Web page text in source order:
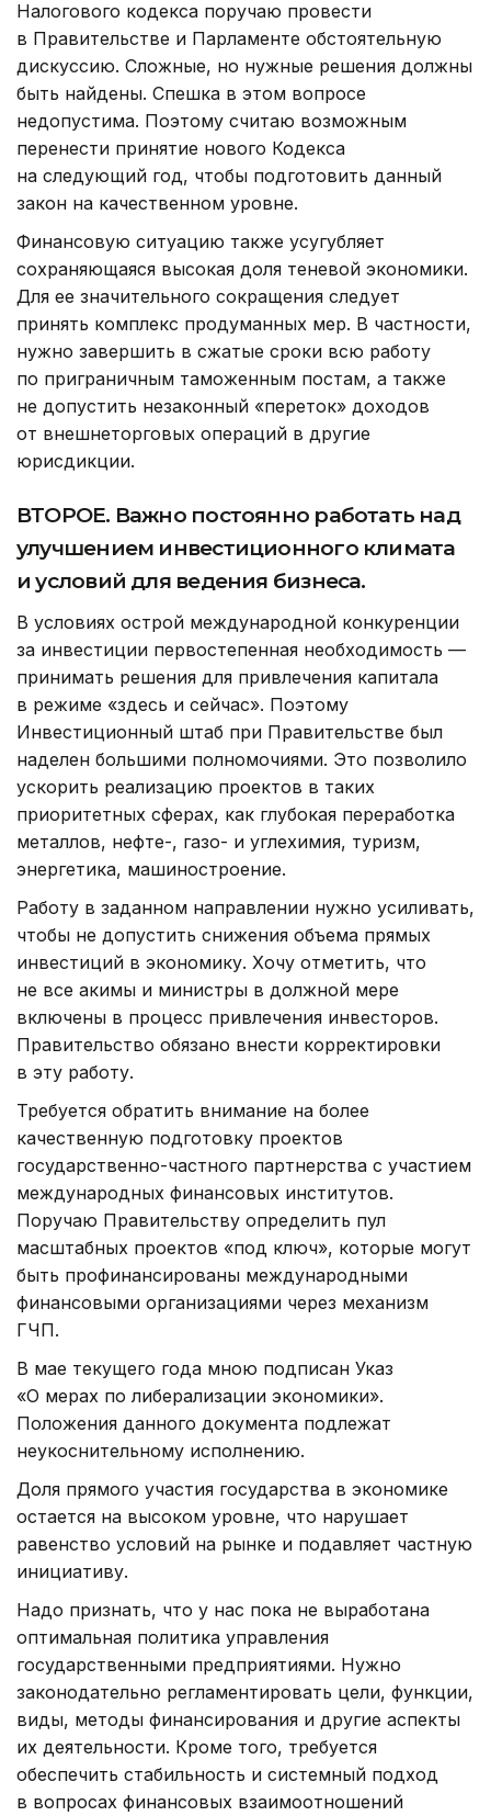
Налогового кодекса поручаю провести
в Правительстве и Парламенте обстоятельную
дискуссию. Сложные, но нужные решения должны
быть найдены. Спешка в этом вопросе
недопустима. Поэтому считаю возможным
перенести принятие нового Кодекса
на следующий год, чтобы подготовить данный
закон на качественном уровне.
Финансовую ситуацию также усугубляет
сохраняющаяся высокая доля теневой экономики.
Для ее значительного сокращения следует
принять комплекс продуманных мер. В частности,
нужно завершить в сжатые сроки всю работу
по приграничным таможенным постам, а также
не допустить незаконный «переток» доходов
от внешнеторговых операций в другие
юрисдикции.
ВТОРОЕ. Важно постоянно работать над
улучшением инвестиционного климата
и условий для ведения бизнеса.
В условиях острой международной конкуренции
за инвестиции первостепенная необходимость —
принимать решения для привлечения капитала
в режиме «здесь и сейчас». Поэтому
Инвестиционный штаб при Правительстве был
наделен большими полномочиями. Это позволило
ускорить реализацию проектов в таких
приоритетных сферах, как глубокая переработка
металлов, нефте-, газо- и углехимия, туризм,
энергетика, машиностроение.
Работу в заданном направлении нужно усиливать,
чтобы не допустить снижения объема прямых
инвестиций в экономику. Хочу отметить, что
не все акимы и министры в должной мере
включены в процесс привлечения инвесторов.
Правительство обязано внести корректировки
в эту работу.
Требуется обратить внимание на более
качественную подготовку проектов
государственно-частного партнерства с участием
международных финансовых институтов.
Поручаю Правительству определить пул
масштабных проектов «под ключ», которые могут
быть профинансированы международными
финансовыми организациями через механизм
ГЧП.
В мае текущего года мною подписан Указ
«О мерах по либерализации экономики».
Положения данного документа подлежат
неукоснительному исполнению.
Доля прямого участия государства в экономике
остается на высоком уровне, что нарушает
равенство условий на рынке и подавляет частную
инициативу.
Надо признать, что у нас пока не выработана
оптимальная политика управления
государственными предприятиями. Нужно
законодательно регламентировать цели, функции,
виды, методы финансирования и другие аспекты
их деятельности. Кроме того, требуется
обеспечить стабильность и системный подход
в вопросах финансовых взаимоотношений